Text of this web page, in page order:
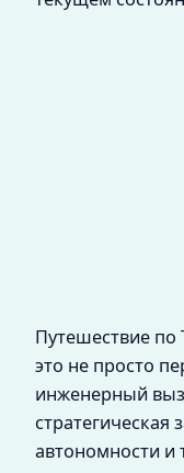
Путешествие по
это не просто
инженерный
стратегическая
автономности и